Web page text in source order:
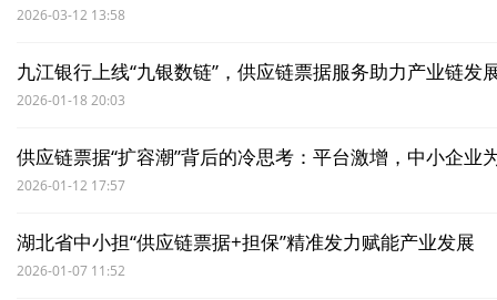
2026-03-12 13:58
九江银行上线“九银数链”，供应链票据服务助力产业链发
2026-01-18 20:03
供应链票据“扩容潮”背后的冷思考：平台激增，中小企业
2026-01-12 17:57
湖北省中小担“供应链票据+担保”精准发力赋能产业发展
2026-01-07 11:52